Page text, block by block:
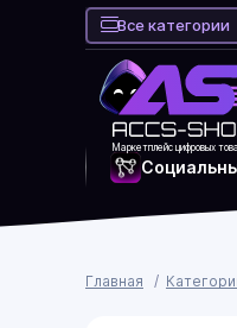
Все категории
Маркетплейс цифровых
Главная